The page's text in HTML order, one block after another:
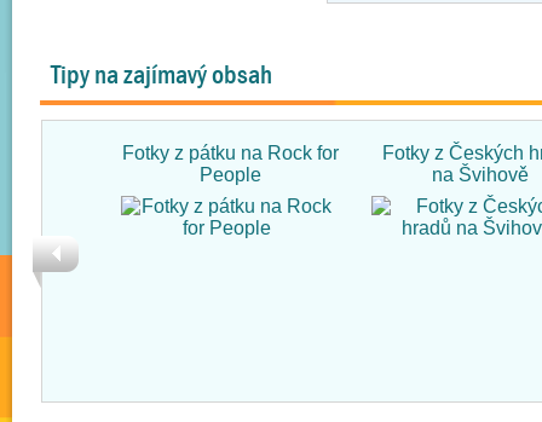
Tipy na zajímavý obsah
Fotky z pátku na Rock for
People
Fotky z Českých
na Švihově